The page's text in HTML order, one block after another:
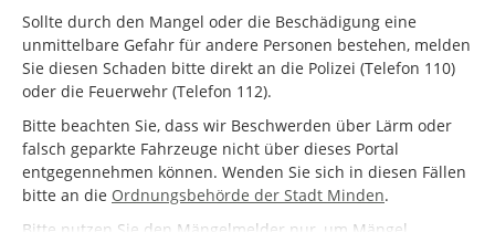
Sollte durch den Mangel oder die Beschädigung eine
unmittelbare Gefahr für andere Personen bestehen, melden
Sie diesen Schaden bitte direkt an die Polizei (Telefon 110)
oder die Feuerwehr (Telefon 112).
Bitte beachten Sie, dass wir Beschwerden über Lärm oder
falsch geparkte Fahrzeuge nicht über dieses Portal
entgegennehmen können. Wenden Sie sich in diesen Fällen
bitte an die Ordnungsbehörde der Stadt Minden.